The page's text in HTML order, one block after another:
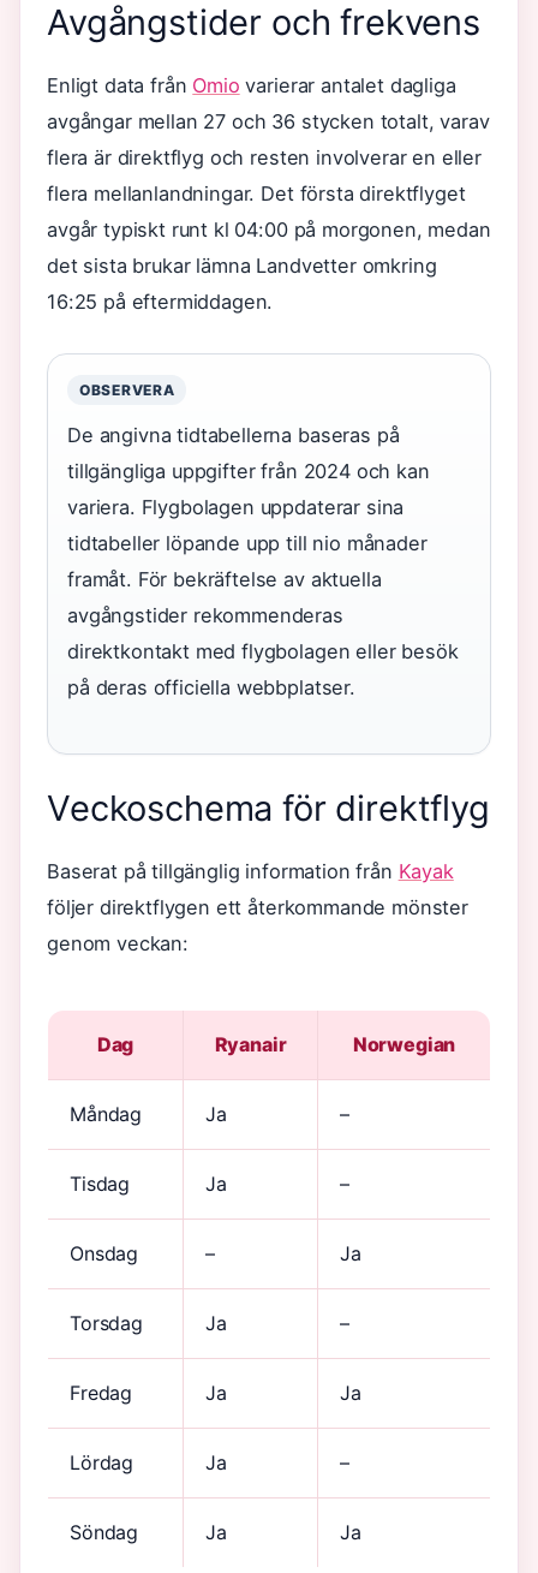
Avgångstider och frekvens
Enligt data från Omio varierar antalet dagliga
avgångar mellan 27 och 36 stycken totalt, varav
flera är direktflyg och resten involverar en eller
flera mellanlandningar. Det första direktflyget
avgår typiskt runt kl 04:00 på morgonen, medan
det sista brukar lämna Landvetter omkring
16:25 på eftermiddagen.
OBSERVERA
De angivna tidtabellerna baseras på
tillgängliga uppgifter från 2024 och kan
variera. Flygbolagen uppdaterar sina
tidtabeller löpande upp till nio månader
framåt. För bekräftelse av aktuella
avgångstider rekommenderas
direktkontakt med flygbolagen eller besök
på deras officiella webbplatser.
Veckoschema för direktflyg
Baserat på tillgänglig information från Kayak
följer direktflygen ett återkommande mönster
genom veckan:
Dag Ryanair Norwegian
Måndag Ja –
Tisdag Ja –
Onsdag – Ja
Torsdag Ja –
Fredag Ja Ja
Lördag Ja –
Söndag Ja Ja